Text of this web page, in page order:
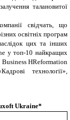
талановитої
свідчать, що
освітніх програм
цих та інших
у топ-10 найкращих
Business HReformation
технології»,
Ukraine*